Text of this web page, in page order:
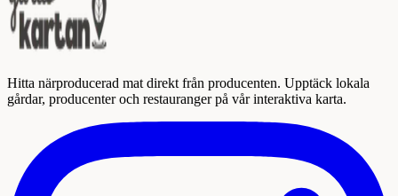
Hitta närproducerad mat direkt från producenten. Upptäck lokala
gårdar, producenter och restauranger på vår interaktiva karta.